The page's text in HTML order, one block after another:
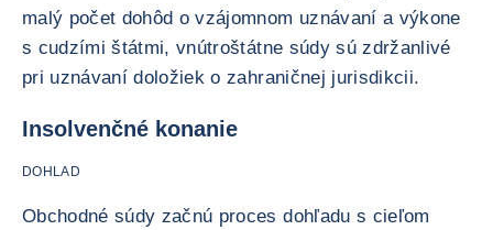
malý počet dohôd o vzájomnom uznávaní a výkone
s cudzími štátmi, vnútroštátne súdy sú zdržanlivé
pri uznávaní doložiek o zahraničnej jurisdikcii.
Insolvenčné konanie
DOHLAD
Obchodné súdy začnú proces dohľadu s cieľom